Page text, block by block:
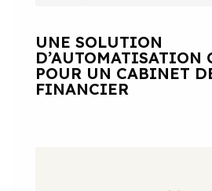
UNE SOLUTION
D’AUTOMATISATION
POUR UN CABINET
FINANCIER